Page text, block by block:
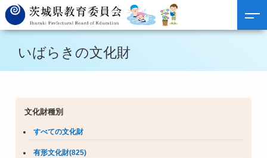
いばらきの文化財
文化財種別
すべての文化財
有形文化財(825)